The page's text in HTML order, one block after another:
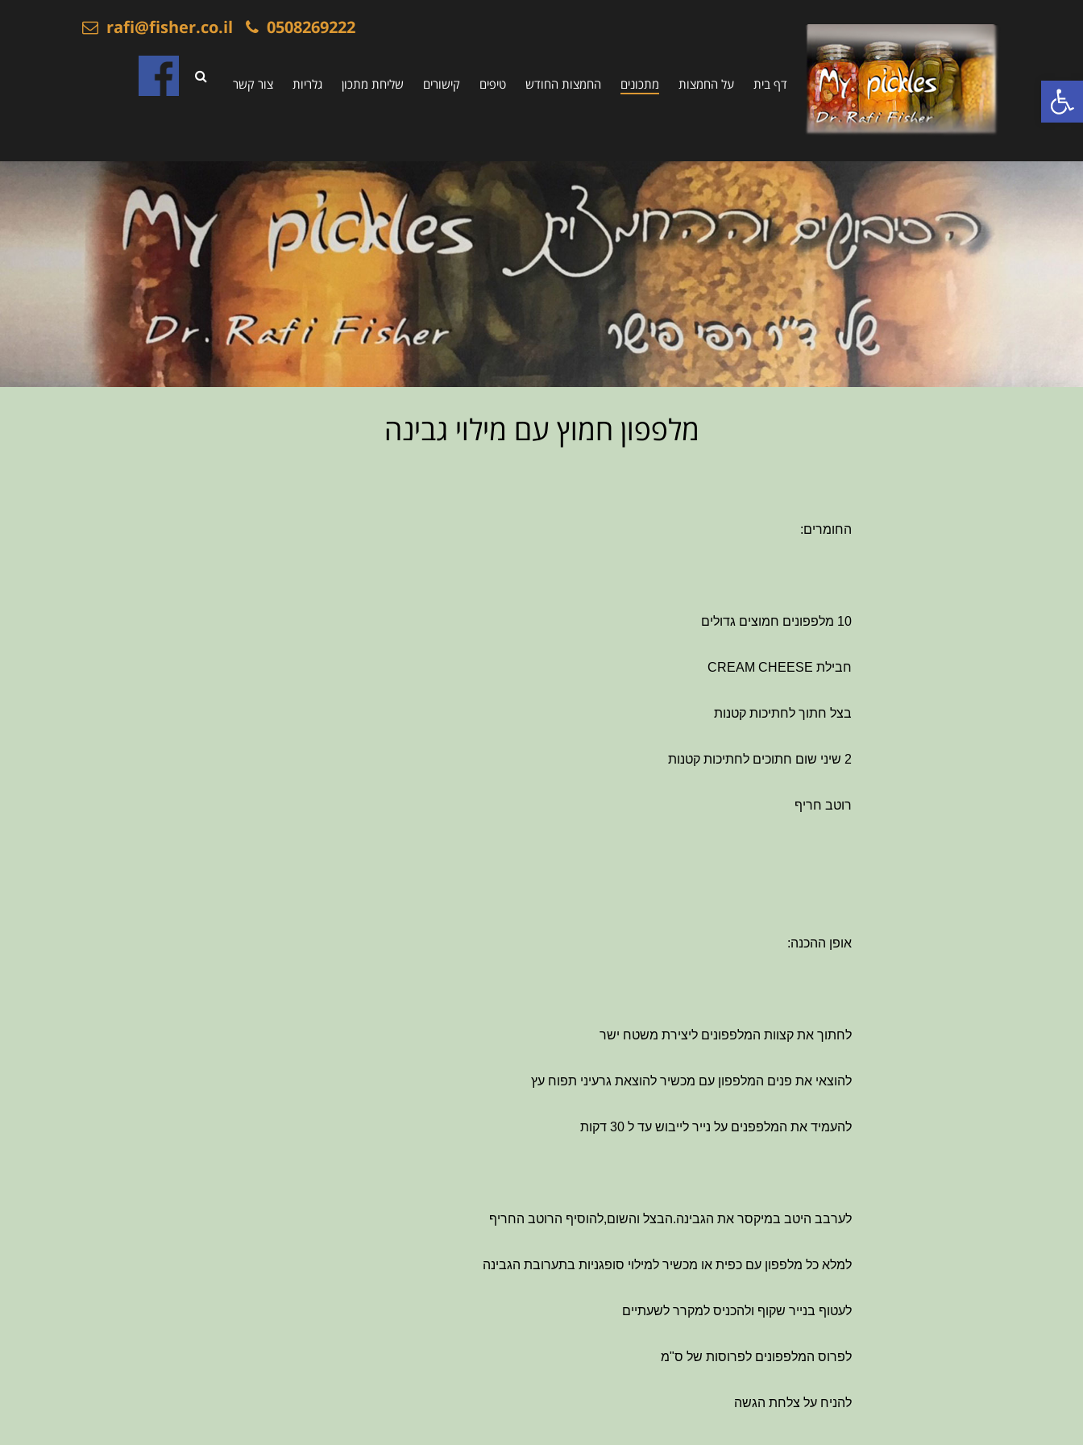
פתח סרגל נגישות
0508269222
rafi@fisher.co.il
דף בית על החמצות מתכונים החמצות החודש טיפים קישורים שליחת מתכון גלריות צור קשר
מלפפון חמוץ עם מילוי גבינה
החומרים:
10 מלפפונים חמוצים גדולים
חבילת CREAM CHEESE
בצל חתוך לחתיכות קטנות
2 שיני שום חתוכים לחתיכות קטנות
רוטב חריף
אופן ההכנה:
לחתוך את קצוות המלפפונים ליצירת משטח ישר
להוצאי את פנים המלפפון עם מכשיר להוצאת גרעיני תפוח עץ
להעמיד את המלפפנים על נייר לייבוש עד ל 30 דקות
לערבב היטב במיקסר את הגבינה.הבצל והשום,להוסיף הרוטב החריף
למלא כל מלפפון עם כפית או מכשיר למילוי סופגניות בתערובת הגבינה
לעטוף בנייר שקוף ולהכניס למקרר לשעתיים
לפרוס המלפפונים לפרוסות של ס"מ
להניח על צלחת הגשה